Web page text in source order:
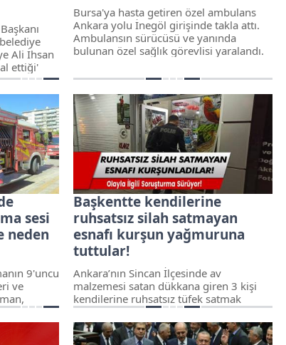
Ali İhsan
ettiği'
ifadelerine
Bursa'ya hasta getiren özel ambulans
Ankara yolu İnegöl girişinde takla attı.
Ambulansın sürücüsü ve yanında
bulunan özel sağlık görevlisi yaralandı.
sesi
neden
9'uncu
ve
Başkentte kendilerine
ruhsatsız silah satmayan
esnafı kurşun yağmuruna
tuttular!
Ankara’nın Sincan İlçesinde av
malzemesi satan dükkana giren 3 kişi
kendilerine ruhsatsız tüfek satmak
istemeyen esnafa ailesinin yanında
kurşun yağdırdı. Şans eseri tüfekli
saldırıda kimse yaralanmadı.